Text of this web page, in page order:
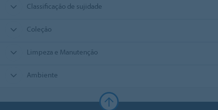
Classificação de sujidade
Coleção
Limpeza e Manutenção
Ambiente